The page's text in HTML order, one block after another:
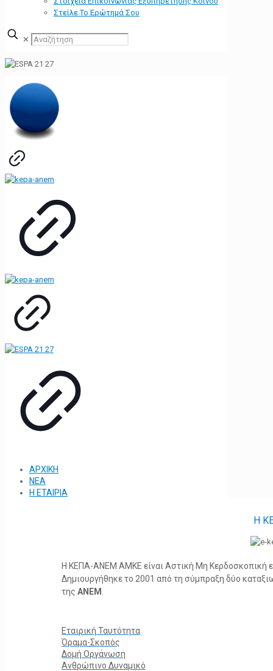
Στείλε Το Ερώτημά Σου
✕
ΑΡΧΙΚΗ
ΝΕΑ
Η ΕΤΑΙΡΙΑ
Η
Η ΚΕΠΑ-ΑΝΕΜ ΑΜΚΕ είναι Αστική Μη Κερδοσκοπική
Δημιουργήθηκε το 2001 από τη σύμπραξη δύο
της ΑΝΕΜ
Εταιρική Ταυτότητα
Όραμα-Σκοπός
Δομή Οργάνωση
Ανθρώπινο Δυναμικό